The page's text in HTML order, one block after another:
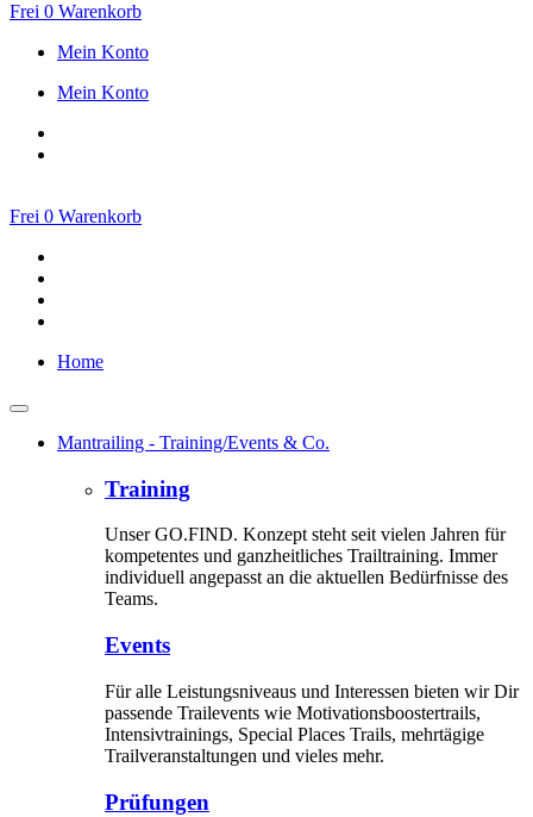
Frei 0 Warenkorb
Mein Konto
Mein Konto
Frei 0 Warenkorb
Home
Mantrailing - Training/Events & Co.
Training
Unser GO.FIND. Konzept steht seit vielen Jahren für
kompetentes und ganzheitliches Trailtraining. Immer
individuell angepasst an die aktuellen Bedürfnisse des
Teams.
Events
Für alle Leistungsniveaus und Interessen bieten wir Dir
passende Trailevents wie Motivationsboostertrails,
Intensivtrainings, Special Places Trails, mehrtägige
Trailveranstaltungen und vieles mehr.
Prüfungen